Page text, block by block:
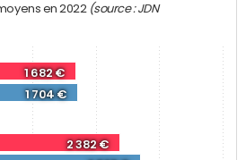
en 2022 (source : JDN
1 682 €
2 382 €
1 704 €